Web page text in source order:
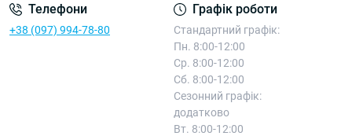
Телефони
+38 (097) 994-78-80
Графік роботи
Стандартний графік:
Пн. 8:00-12:00
Ср. 8:00-12:00
Сб. 8:00-12:00
Сезонний графік:
додатково
Вт. 8:00-12:00